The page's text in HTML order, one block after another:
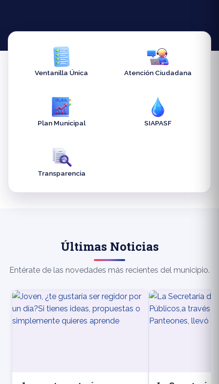
Ventanilla Única Atención Ciudadana
Plan Municipal SIAPASF
Transparencia
Últimas Noticias
Entérate de las novedades más recientes del municipio.